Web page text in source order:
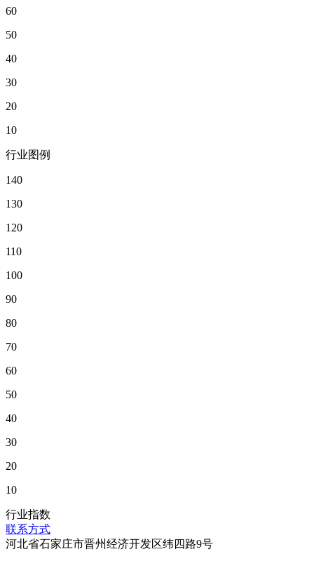
60
50
40
30
20
10
行业图例
140
130
120
110
100
90
80
70
60
50
40
30
20
10
行业指数
联系方式
河北省石家庄市晋州经济开发区纬四路9号